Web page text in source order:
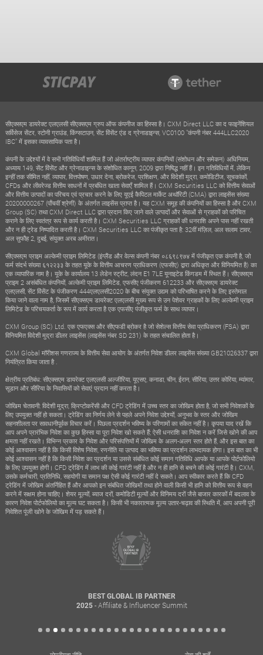
सीएक्सएम डायरेक्ट एलएलसी सीएक्सएम ग्रुप ऑफ कंपनीज का हिस्सा है। CXM Direct LLC का द फाइनेंशियल
सर्विसेज सेंटर, स्टोनी ग्राउंड, किंग्सटाउन, सेंट विंसेंट एंड द ग्रेनाडाइन्स, VC0100 "कंपनी नंबर 444LLC2020
IBC" में इसका व्यावसायिक पता है।
कंपनी के उद्देश्यों में वे सभी गतिविधियाँ शामिल हैं जो अंतर्राष्ट्रीय व्यापार कंपनियों (संशोधन और समेकन) अधिनियम,
अध्याय 149, सेंट विंसेंट और ग्रेनाडाइन्स के संशोधित कानून, 2009 द्वारा निषिद्ध नहीं हैं। इन गतिविधियों में, लेकिन
इन्हीं तक सीमित नहीं, व्यापार, वित्तपोषण, उधार देना, ब्रोकरेज, प्रशिक्षण, और विदेशी मुद्रा, कमोडिटीज, सूचकांकों,
CFDs और लीवरेज्ड वित्तीय साधनों में प्रबंधित खाता सेवाएँ शामिल हैं। CXM Securities LLC को वित्तीय सेवाओं
और वित्तीय उत्पादों का परिचय एवं प्रचार करने के लिए यूएई कैपिटल मार्केट अथॉरिटी (CMA) द्वारा लाइसेंस संख्या
20200000267 (पाँचवीं श्रेणी) के अंतर्गत लाइसेंस प्राप्त है। यह CXM समूह की कंपनियों का हिस्सा है और CXM
Group (SC) तथा CXM Direct LLC द्वारा प्रदान किए जाने वाले उत्पादों और सेवाओं से ग्राहकों को परिचित
कराने के लिए स्वतंत्र रूप से कार्य करती है। CXM Securities LLC ग्राहकों की धनराशि अपने पास नहीं रखती
और न ही ट्रेड निष्पादित करती है। CXM Securities LLC का पंजीकृत पता है: 32वीं मंज़िल, अल सलाम टावर,
अल सुफौह 2, दुबई, संयुक्त अरब अमीरात।
सीएक्सएम प्राइम अल्केमी प्राइम लिमिटेड (इंग्लैंड और वेल्स कंपनी नंबर ०८६९८९७४ में पंजीकृत एक कंपनी है, जो
फर्म संदर्भ संख्या ६१२२३३ के तहत यूके के वित्तीय आचरण प्राधिकरण (एफसीए) द्वारा अधिकृत और विनियमित है) का
एक व्यापारिक नाम है। यूके के कार्यालय 13 लेडेन स्ट्रीट, लंदन E1 7LE यूनाइटेड किंगडम में स्थित हैं। सीएक्सएम
प्राइम 2 असंबंधित कंपनियों, अल्केमी प्राइम लिमिटेड, एफसीए पंजीकरण 612233 और सीएक्सएम डायरेक्ट
एलएलसी, सेंट विंसेंट के पंजीकरण 444एलएलसी2020 के बीच संयुक्त उद्यम को परिभाषित करने के लिए इस्तेमाल
किया जाने वाला नाम है, जिसमें सीएक्सएम डायरेक्ट एलएलसी मुख्य रूप से उन पेशेवर ग्राहकों के लिए अल्केमी प्राइम
लिमिटेड के परिचयकर्ता के रूप में कार्य करता है एक एफसीए पंजीकृत फर्म के साथ व्यापार।
CXM Group (SC) Ltd. एक एफएक्स और सीएफडी ब्रोकर है जो सेशेल्स वित्तीय सेवा प्राधिकरण (FSA) द्वारा
विनियमित विदेशी मुद्रा डीलर लाइसेंस (लाइसेंस नंबर SD 231) के तहत संचालित होता है।
CXM Global मॉरीशस गणराज्य के वित्तीय सेवा आयोग के अंतर्गत निवेश डीलर लाइसेंस संख्या GB21026337 द्वारा
नियंत्रित किया जाता है .
क्षेत्रीय प्रतिबंध: सीएक्सएम डायरेक्ट एलएलसी अल्जीरिया, यूएसए, कनाडा, चीन, ईरान, सीरिया, उत्तर कोरिया, म्यांमार,
सूडान और सीरिया के निवासियों को सेवाएं प्रदान नहीं करता है।
जोखिम चेतावनी: विदेशी मुद्रा, क्रिप्टोकरेंसी और CFD ट्रेडिंग में उच्च स्तर का जोखिम होता है, जो सभी निवेशकों के
लिए उपयुक्त नहीं हो सकता। ट्रेडिंग का निर्णय लेने से पहले अपने निवेश उद्देश्यों, अनुभव के स्तर और जोखिम
सहनशीलता पर सावधानीपूर्वक विचार करें। पिछला प्रदर्शन भविष्य के परिणामों का संकेत नहीं है। कृपया याद रखें कि
आप अपने प्रारंभिक निवेश का कुछ हिस्सा या पूरा निवेश खो सकते हैं; ऐसी धनराशि का निवेश न करें जिसे खोने की आप
क्षमता नहीं रखते। विभिन्न प्रकार के निवेश और परिसंपत्तियों में जोखिम के अलग-अलग स्तर होते हैं, और इस बात का
कोई आश्वासन नहीं है कि किसी विशेष निवेश, रणनीति या उत्पाद का भविष्य का प्रदर्शन लाभदायक होगा। इस बात का भी
कोई आश्वासन नहीं है कि किसी निवेश का प्रदर्शन या उससे संबंधित कोई समान गतिविधि आपके या आपके पोर्टफोलियो
के लिए उपयुक्त होगी। CFD ट्रेडिंग में लाभ की कोई गारंटी नहीं है और न ही हानि से बचने की कोई गारंटी है। CXM,
उसके कर्मचारी, प्रतिनिधि, सहयोगी या समान पक्ष ऐसी कोई गारंटी नहीं दे सकते। आप स्वीकार करते हैं कि CFD
ट्रेडिंग में जोखिम अंतर्निहित हैं और आपको इन संबंधित जोखिमों तथा होने वाली किसी भी हानि को वित्तीय रूप से वहन
करने में सक्षम होना चाहिए। शेयर मूल्यों, ब्याज दरों, कमोडिटी मूल्यों और विनिमय दरों जैसे बाजार कारकों में बदलाव के
कारण निवेश पोर्टफोलियो का मूल्य घट सकता है। किसी भी नकारात्मक मूल्य उतार-चढ़ाव की स्थिति में, आप अपनी पूरी
निवेशित पूंजी खोने के जोखिम में पड़ सकते हैं।
BEST GLOBAL IB PARTNER
2025- Affiliate & Influencer Summit